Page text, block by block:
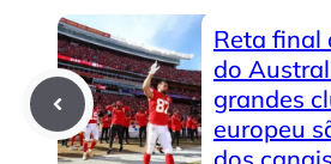
Reta final
do
grandes
europeu